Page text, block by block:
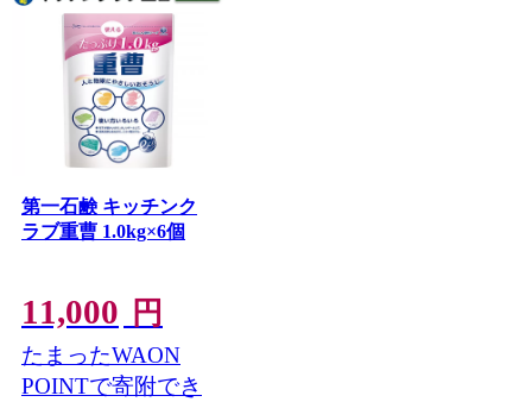
第一石鹸 キッチンク
ラブ重曹 1.0kg×6個
11,000 円
たまったWAON
POINTで寄附でき